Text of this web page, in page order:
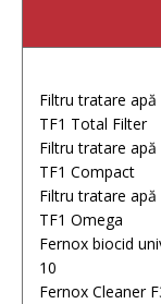
Filtru tratare apă
TF1 Total Filter
Filtru tratare apă
TF1 Compact
Filtru tratare apă
TF1 Omega
Fernox biocid
10
Fernox Cleaner